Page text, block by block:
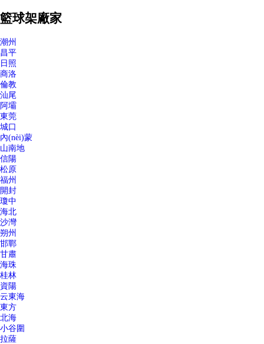
籃球架廠家
潮州
昌平
日照
商洛
倫教
汕尾
阿壩
東莞
城口
內(nèi)蒙
山南地
信陽
松原
福州
開封
瓊中
海北
沙灣
朔州
邯鄲
甘肅
海珠
桂林
資陽
云東海
東方
北海
小谷圍
拉薩